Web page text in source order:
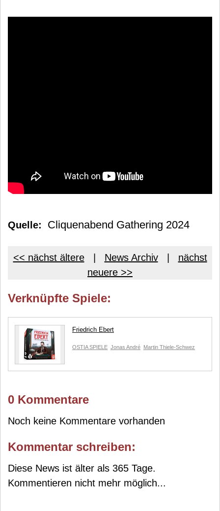
Quelle: Cliquenabend Gathering 2024
<< nächst ältere| News Archiv| nächst
neuere >>
Verknüpfte Spiele:
Friedrich Ebert
OSTIA SPIELE Jonas André Martin Thiele-Schwez
0 Kommentare
Noch keine Kommentare vorhanden
Kommentar schreiben:
Diese News ist älter als 365 Tage.
Kommentieren nicht mehr möglich...